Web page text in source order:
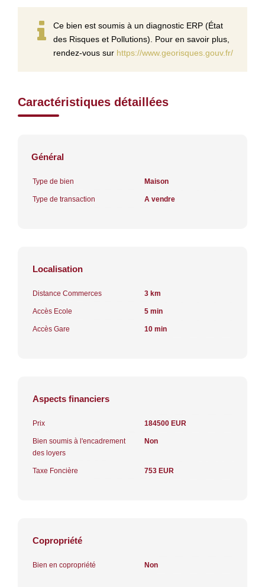
Ce bien est soumis à un diagnostic ERP (État
des Risques et Pollutions). Pour en savoir plus,
rendez-vous sur https://www.georisques.gouv.fr/
Caractéristiques détaillées
Général
Type de bien Maison
Type de transaction A vendre
Localisation
Distance Commerces 3 km
Accès Ecole 5 min
Accès Gare 10 min
Aspects financiers
Prix 184500 EUR
Bien soumis à l'encadrement
des loyers
Non
Taxe Foncière 753 EUR
Copropriété
Bien en copropriété Non